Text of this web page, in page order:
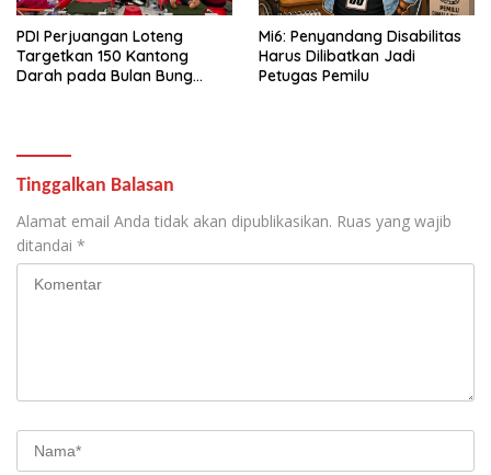
PDI Perjuangan Loteng
Targetkan 150 Kantong
Darah pada Bulan Bung
Mi6: Penyandang Disabilitas
Harus Dilibatkan Jadi
Petugas Pemilu
Tinggalkan Balasan
Alamat email Anda tidak akan dipublikasikan. Ruas yang wajib
ditandai *